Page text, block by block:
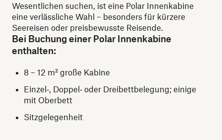
Wesentlichen suchen, ist eine Polar Innenkabine
eine verlässliche Wahl – besonders für kürzere
Seereisen oder preisbewusste Reisende.
Bei Buchung einer Polar Innenkabine
enthalten:
8 – 12 m² große Kabine
Einzel‑, Doppel‑ oder Dreibettbelegung; einige
mit Oberbett
Sitzgelegenheit